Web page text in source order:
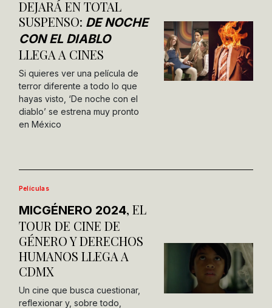
DEJARÁ EN TOTAL
SUSPENSO: DE NOCHE
CON EL DIABLO
LLEGA A CINES
Si quieres ver una película de
terror diferente a todo lo que
hayas visto, ‘De noche con el
diablo’ se estrena muy pronto
en México
Películas
MICGÉNERO 2024, EL
TOUR DE CINE DE
GÉNERO Y DERECHOS
HUMANOS LLEGA A
CDMX
Un cine que busca cuestionar,
reflexionar y, sobre todo,